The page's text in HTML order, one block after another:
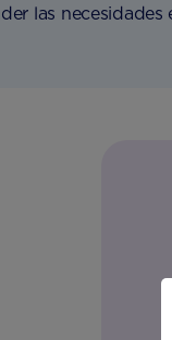
las necesidades